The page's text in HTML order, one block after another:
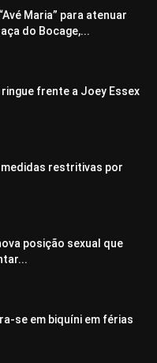
Maria” para atenuar
do Bocage,...
frente a Joey Essex
medidas restritivas por
posição sexual que
se em biquíni em férias